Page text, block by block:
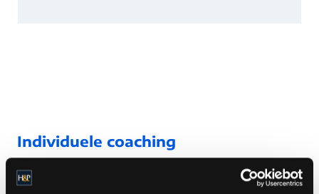
Individuele coaching
Ook bij persoonlijke verandertrajecten kunnen we